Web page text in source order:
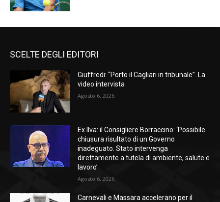
SCELTE DEGLI EDITORI
Giuffredi: “Porto il Cagliari in tribunale”. La
video intervista
Agosto 6, 2026
Ex Ilva: il Consigliere Borraccino: ‘Possibile
chiusura risultato di un Governo
inadeguato. Stato intervenga
direttamente a tutela di ambiente, salute e
lavoro’
Agosto 6, 2026
Carnevali e Massara accelerano per il